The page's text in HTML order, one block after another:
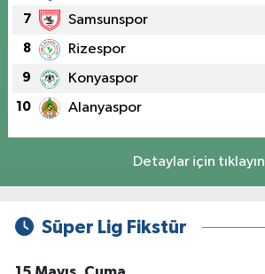
7 Samsunspor
8 Rizespor
9 Konyaspor
10 Alanyaspor
Detaylar için tıklayın
Süper Lig Fikstür